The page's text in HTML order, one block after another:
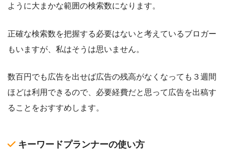
ように大まかな範囲の検索数になります。
正確な検索数を把握する必要はないと考えているブロガー
もいますが、私はそうは思いません。
数百円でも広告を出せば広告の残高がなくなっても３週間
ほどは利用できるので、必要経費だと思って広告を出稿す
ることをおすすめします。
キーワードプランナーの使い方